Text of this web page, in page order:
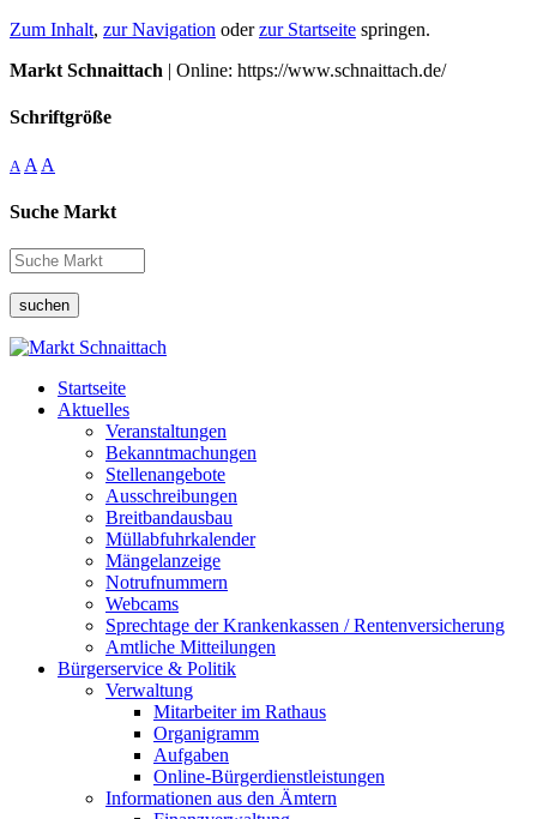
Zum Inhalt, zur Navigation oderzur Startseite springen.
Markt Schnaittach | Online: https://www.schnaittach.de/
Schriftgröße
A A A
Suche Markt
suchen
Startseite
Aktuelles
Veranstaltungen
Bekanntmachungen
Stellenangebote
Ausschreibungen
Breitbandausbau
Müllabfuhrkalender
Mängelanzeige
Notrufnummern
Webcams
Sprechtage der Krankenkassen / Rentenversicherung
Amtliche Mitteilungen
Bürgerservice & Politik
Verwaltung
Mitarbeiter im Rathaus
Organigramm
Aufgaben
Online-Bürgerdienstleistungen
Informationen aus den Ämtern